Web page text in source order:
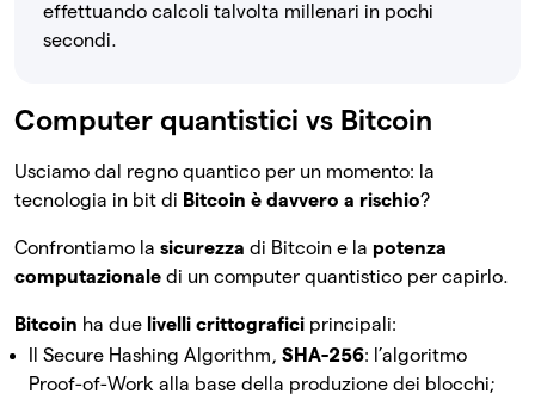
effettuando calcoli talvolta millenari in pochi
secondi.
Computer quantistici vs Bitcoin
Usciamo dal regno quantico per un momento: la
tecnologia in bit di Bitcoin è davvero a rischio?
Confrontiamo la sicurezza di Bitcoin e la potenza
computazionale di un computer quantistico per capirlo.
Bitcoin ha due livelli crittografici principali:
Il Secure Hashing Algorithm, SHA-256: l’algoritmo
Proof-of-Work alla base della produzione dei blocchi;